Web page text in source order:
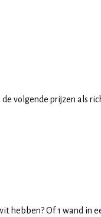
volgende prijzen als
hebben? Of 1 wand in